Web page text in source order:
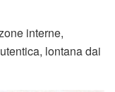
interne,
lontana dai